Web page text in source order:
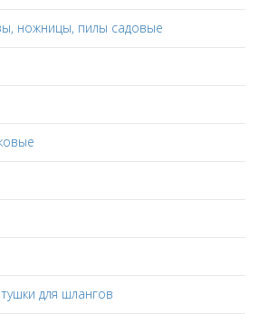
ножницы, пилы садовые
для шлангов